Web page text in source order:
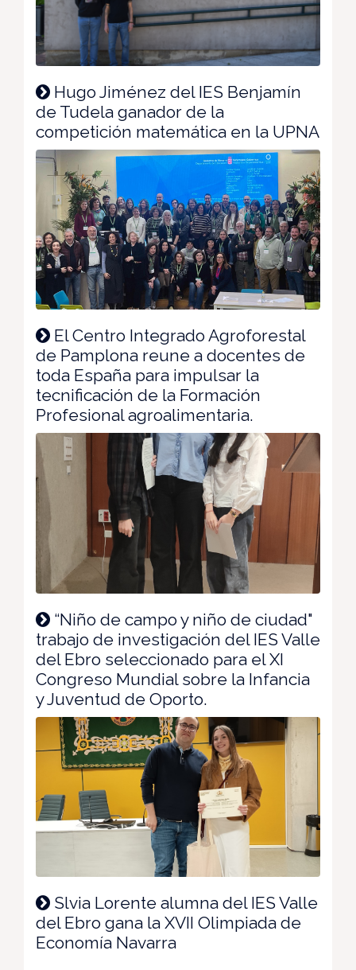
Hugo Jiménez del IES Benjamín
de Tudela ganador de la
competición matemática en la UPNA
El Centro Integrado Agroforestal
de Pamplona reune a docentes de
toda España para impulsar la
tecnificación de la Formación
Profesional agroalimentaria.
“Niño de campo y niño de ciudad"
trabajo de investigación del IES Valle
del Ebro seleccionado para el XI
Congreso Mundial sobre la Infancia
y Juventud de Oporto.
Slvia Lorente alumna del IES Valle
del Ebro gana la XVII Olimpiada de
Economía Navarra